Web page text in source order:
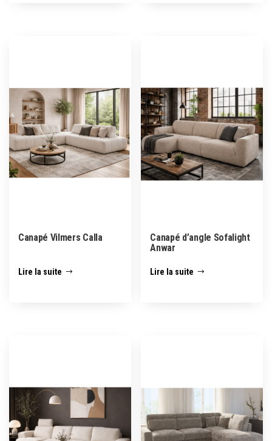
Canapé Vilmers Calla
Lire la suite
Canapé d’angle Sofalight
Anwar
Lire la suite